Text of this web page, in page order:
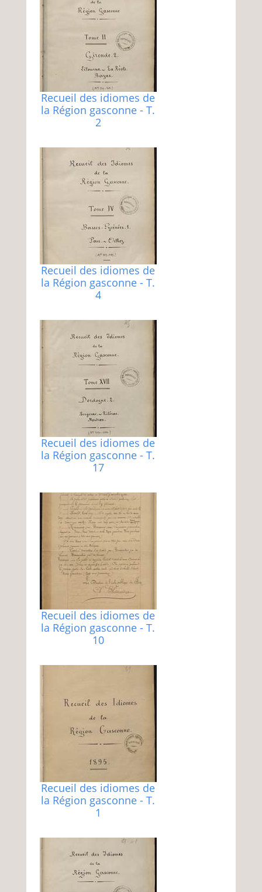
Recueil des idiomes de
la Région gasconne - T.
2
Recueil des idiomes de
la Région gasconne - T.
4
Recueil des idiomes de
la Région gasconne - T.
17
Recueil des idiomes de
la Région gasconne - T.
10
Recueil des idiomes de
la Région gasconne - T.
1